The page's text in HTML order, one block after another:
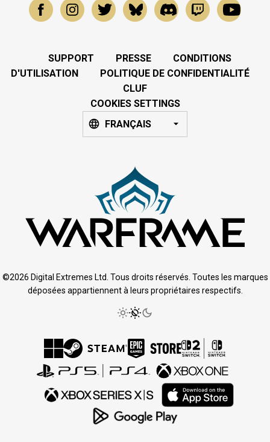
SUPPORT PRESSE
CONDITIONS
D'UTILISATION
POLITIQUE DE CONFIDENTIALITÉ
CLUF
COOKIES SETTINGS
FRANÇAIS
©2026 Digital Extremes Ltd. Tous droits réservés. Toutes les marques
déposées appartiennent à leurs propriétaires respectifs.